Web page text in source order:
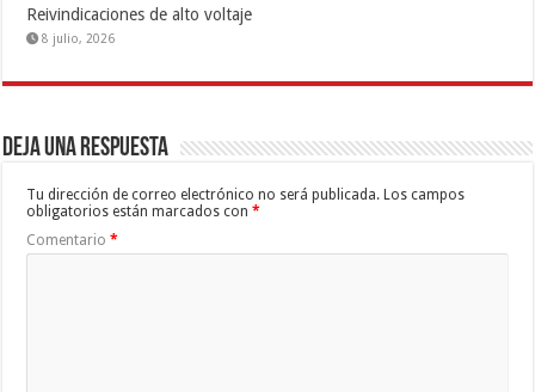
Reivindicaciones de alto voltaje
8 julio, 2026
Deja una respuesta
Tu dirección de correo electrónico no será publicada. Los campos
obligatorios están marcados con*
Comentario*